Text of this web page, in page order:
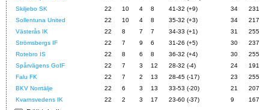
Skiljebo SK
22 10 4 8 41-32 (+9) 34
231
Sollentuna United
22 10 4 8 35-32 (+3) 34
217
Västerås IK
22 8 7 7 34-33 (+1) 31
255
Strömsbergs IF
22 7 9 6 31-26 (+5) 30
237
Rotebro IS
22 8 6 8 36-32 (+4) 30
255
Spårvägens GoIF
22 7 3 12 28-32 (-4) 24
191
Falu FK
22 7 2 13 28-45 (-17) 23
255
BKV Norrtälje
22 6 3 13 33-53 (-20) 21
207
Kvarnsvedens IK
22 2 3 17 23-60 (-37) 9 167